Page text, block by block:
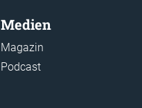
Medien
Magazin
Podcast